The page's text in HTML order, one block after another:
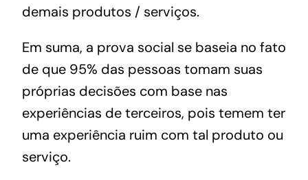
demais produtos / serviços.
Em suma, a prova social se baseia no fato
de que 95% das pessoas tomam suas
próprias decisões com base nas
experiências de terceiros, pois temem ter
uma experiência ruim com tal produto ou
serviço.